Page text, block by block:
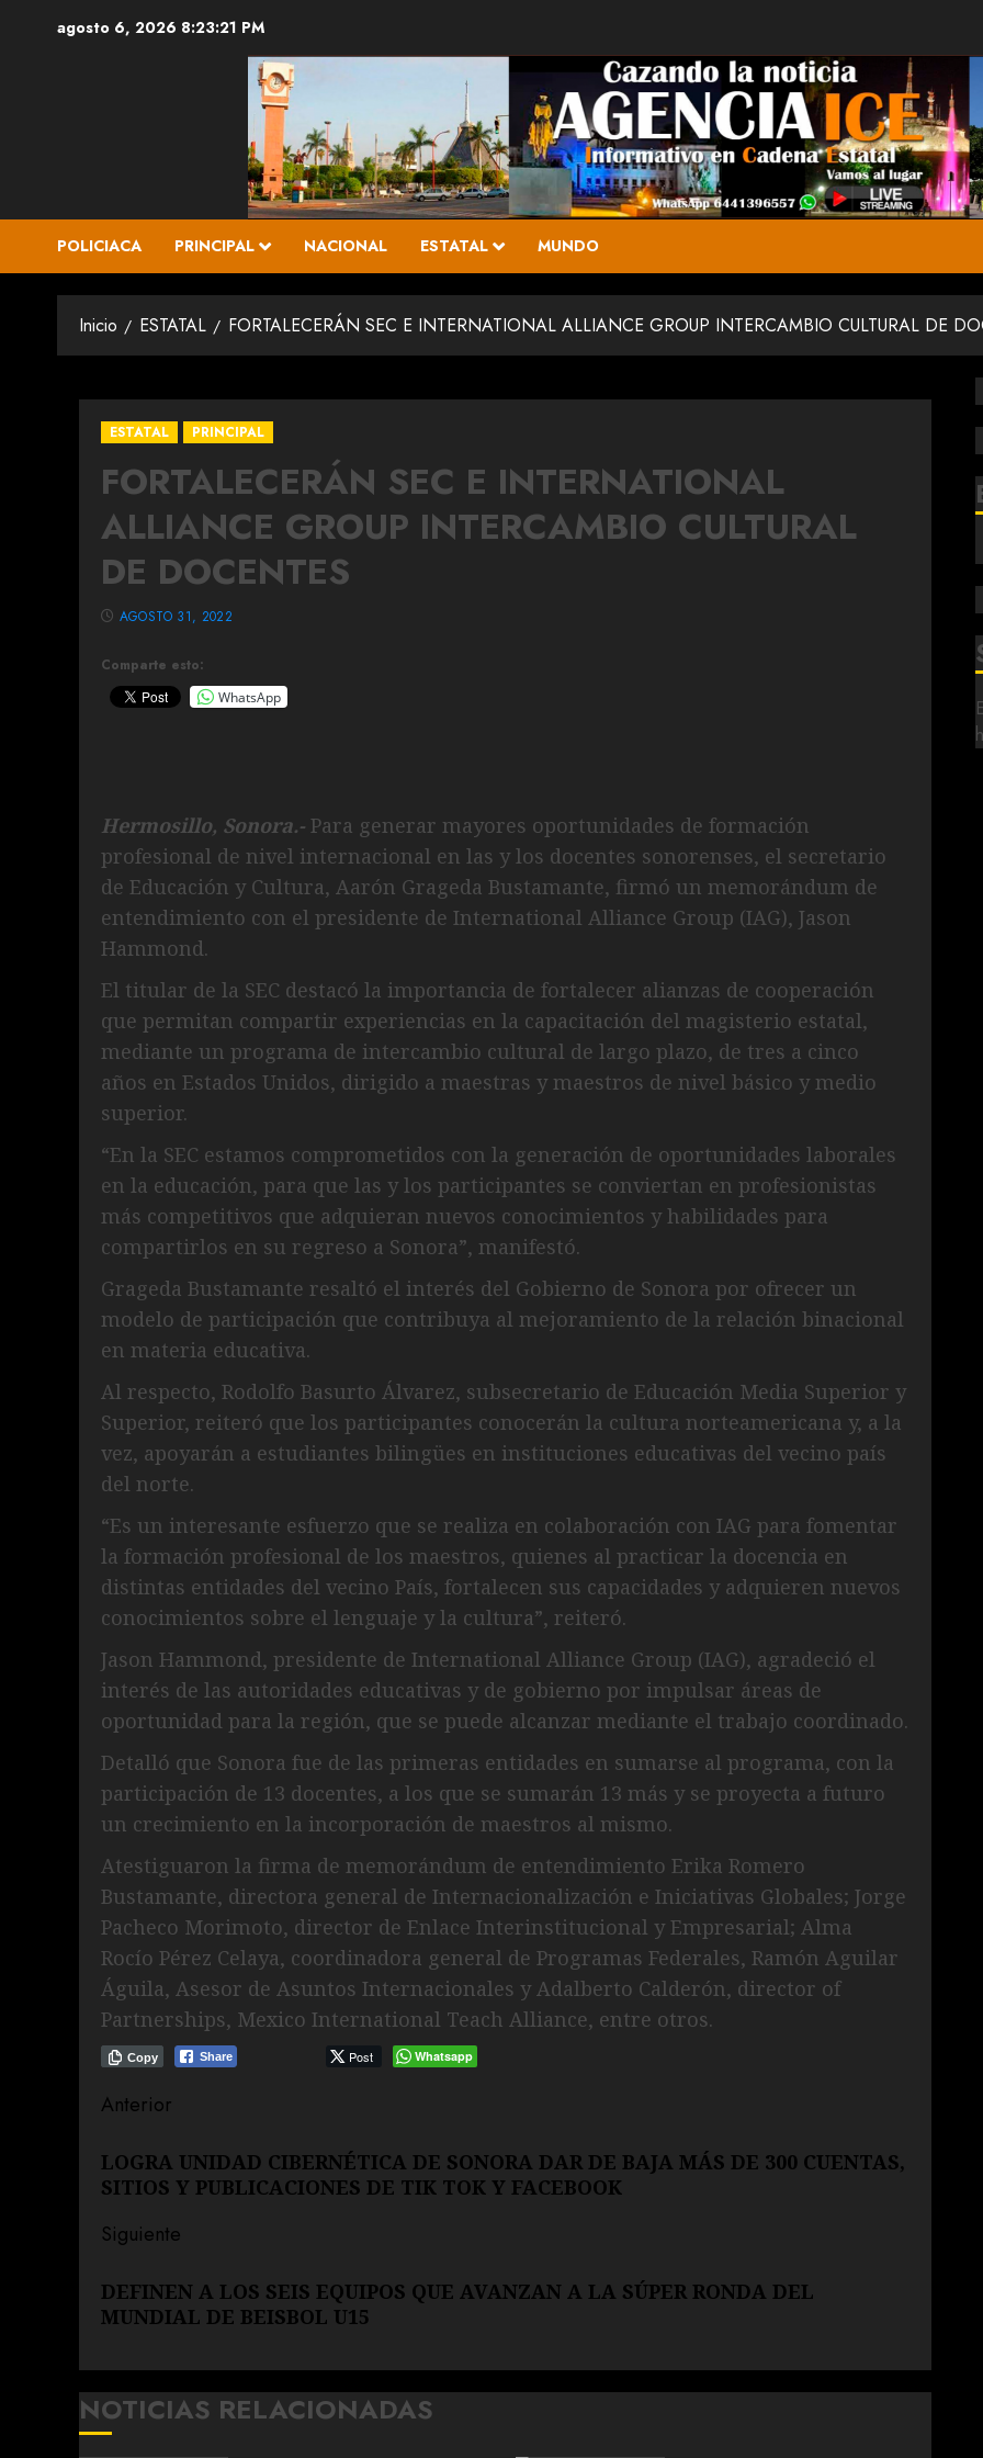
agosto 6, 2026 8:23:22 PM
POLICIACA PRINCIPAL NACIONAL ESTATAL MUNDO
Inicio ESTATAL FORTALECERÁN SEC E INTERNATIONAL ALLIANCE GROUP INTERCAMBIO CULTURAL DE
ESTATAL PRINCIPAL
FORTALECERÁN SEC E INTERNATIONAL
ALLIANCE GROUP INTERCAMBIO CULTURAL
DE DOCENTES
Comparte esto:
WhatsApp
AGOSTO 31, 2022
Hermosillo, Sonora.- Para generar mayores oportunidades de formación
profesional de nivel internacional en las y los docentes sonorenses, el secretario
de Educación y Cultura, Aarón Grageda Bustamante, firmó un memorándum de
entendimiento con el presidente de International Alliance Group (IAG), Jason
Hammond.
El titular de la SEC destacó la importancia de fortalecer alianzas de cooperación
que permitan compartir experiencias en la capacitación del magisterio estatal,
mediante un programa de intercambio cultural de largo plazo, de tres a cinco
años en Estados Unidos, dirigido a maestras y maestros de nivel básico y medio
superior.
“En la SEC estamos comprometidos con la generación de oportunidades laborales
en la educación, para que las y los participantes se conviertan en profesionistas
más competitivos que adquieran nuevos conocimientos y habilidades para
compartirlos en su regreso a Sonora”, manifestó.
Grageda Bustamante resaltó el interés del Gobierno de Sonora por ofrecer un
modelo de participación que contribuya al mejoramiento de la relación binacional
en materia educativa.
Al respecto, Rodolfo Basurto Álvarez, subsecretario de Educación Media Superior y
Superior, reiteró que los participantes conocerán la cultura norteamericana y, a la
vez, apoyarán a estudiantes bilingües en instituciones educativas del vecino país
del norte.
“Es un interesante esfuerzo que se realiza en colaboración con IAG para fomentar
la formación profesional de los maestros, quienes al practicar la docencia en
distintas entidades del vecino País, fortalecen sus capacidades y adquieren nuevos
conocimientos sobre el lenguaje y la cultura”, reiteró.
Jason Hammond, presidente de International Alliance Group (IAG), agradeció el
interés de las autoridades educativas y de gobierno por impulsar áreas de
oportunidad para la región, que se puede alcanzar mediante el trabajo coordinado.
Detalló que Sonora fue de las primeras entidades en sumarse al programa, con la
participación de 13 docentes, a los que se sumarán 13 más y se proyecta a futuro
un crecimiento en la incorporación de maestros al mismo.
Atestiguaron la firma de memorándum de entendimiento Erika Romero
Bustamante, directora general de Internacionalización e Iniciativas Globales; Jorge
Pacheco Morimoto, director de Enlace Interinstitucional y Empresarial; Alma
Rocío Pérez Celaya, coordinadora general de Programas Federales, Ramón Aguilar
Águila, Asesor de Asuntos Internacionales y Adalberto Calderón, director of
Partnerships, Mexico International Teach Alliance, entre otros.
Share Post Whatsapp
Copy
Navegación
de
entradas
Anterior
anterior:
LOGRA UNIDAD CIBERNÉTICA DE SONORA DAR DE BAJA MÁS DE 300 CUENTAS,
SITIOS Y PUBLICACIONES DE TIK TOK Y FACEBOOK
Siguiente
entrada:
DEFINEN A LOS SEIS EQUIPOS QUE AVANZAN A LA SÚPER RONDA DEL
MUNDIAL DE BEISBOL U15
NOTICIAS RELACIONADAS